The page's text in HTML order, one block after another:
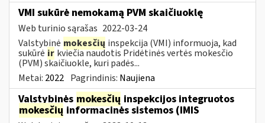
VMI sukūrė nemokamą PVM skaičiuoklę
Web turinio sąrašas 2022-03-24
Valstybinė mokesčių inspekcija (VMI) informuoja, kad
sukūrė ir kviečia naudotis Pridėtinės vertės mokesčio
(PVM) skaičiuokle, kuri padės...
Metai: 2022 Pagrindinis: Naujiena
Valstybinės mokesčių inspekcijos integruotos
mokesčių informacinės sistemos (IMIS